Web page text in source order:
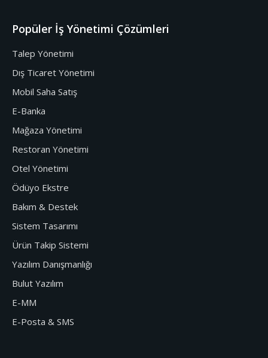
Popüler İş Yönetimi Çözümleri
Talep Yönetimi
Dış Ticaret Yönetimi
Mobil Saha Satış
E-Banka
Mağaza Yönetimi
Restoran Yönetimi
Otel Yönetimi
Ödüyo Ekstre
Bakım & Destek
Sistem Tasarımı
Ürün Takip Sistemi
Yazılım Danışmanlığı
Bulut Yazılım
E-MM
E-Posta & SMS